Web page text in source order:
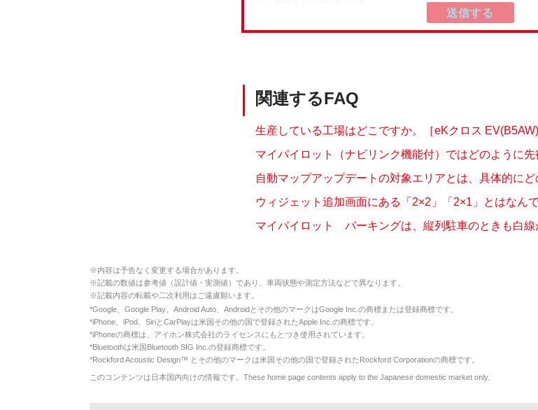
関連するFAQ
生産している工場はどこですか。［eKクロス EV(B5AW)
マイパイロット（ナビリンク機能付）ではどのように
自動マップアップデートの対象エリアとは、具体的に
ウィジェット追加画面にある「2×2」「2×1」とはなん
マイパイロット パーキングは、縦列駐車のときも白線
※内容は予告なく変更する場合があります。
※記載の数値は参考値（設計値・実測値）であり、車両状態や測定方法などで異なります。
※記載内容の転載や二次利用はご遠慮願います。
*Google、Google Play、Android Auto、Androidとその他のマークはGoogle Inc.の商標または登録商標です。
*iPhone、iPod、SiriとCarPlayは米国その他の国で登録されたApple Inc.の商標です。
*iPhoneの商標は、アイホン株式会社のライセンスにもとづき使用されています。
*Bluetoothは米国Bluetooth SIG Inc.の登録商標です。
*Rockford Acoustic Design™ とその他のマークは米国その他の国で登録されたRockford Corporationの商標です。
このコンテンツは日本国内向けの情報です。These home page contents apply to the Japanese domestic market only.